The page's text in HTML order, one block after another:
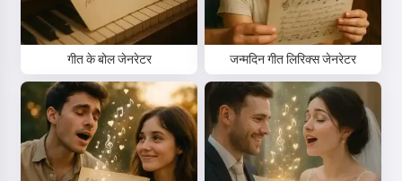
गीत के बोल जेनरेटर जन्मदिन गीत लिरिक्स जेनरेटर